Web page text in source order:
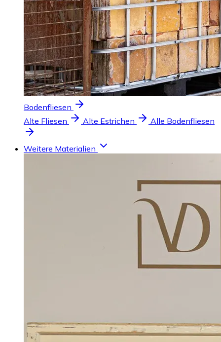
Bodenfliesen
Alte Fliesen
Alte Estrichen Alle Bodenfliesen
Weitere Materialien